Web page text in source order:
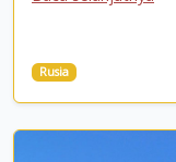
Rusia